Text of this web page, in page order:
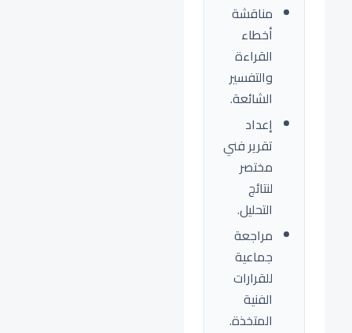
مناقشة
أخطاء
القراءة
والتفسير
الشائعة.
إعداد
تقرير فني
مختصر
لنتائج
التحليل.
مراجعة
جماعية
للقرارات
الفنية
المتخذة.